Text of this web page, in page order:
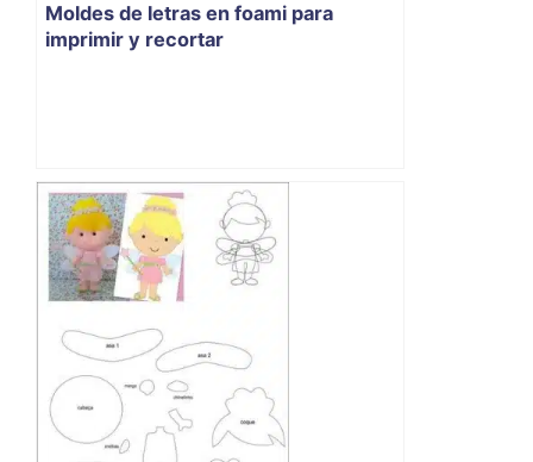
Moldes de letras en foami para
imprimir y recortar